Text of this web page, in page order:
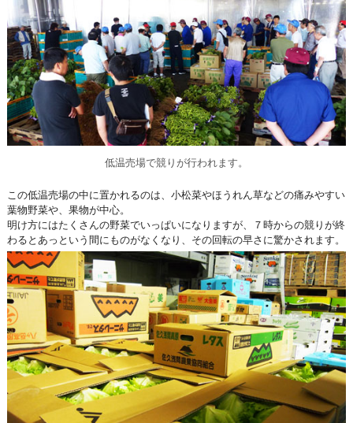
低温売場で競りが行われます。
この低温売場の中に置かれるのは、小松菜やほうれん草などの痛みやすい
葉物野菜や、果物が中心。
明け方にはたくさんの野菜でいっぱいになりますが、７時からの競りが終
わるとあっという間にものがなくなり、その回転の早さに驚かされます。